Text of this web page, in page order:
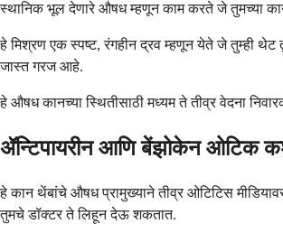
स्थानिक भूल देणारे औषध म्हणून काम करते जे तुमच्या
हे मिश्रण एक स्पष्ट, रंगहीन द्रव म्हणून येते जे तुम्ही थेट
जास्त गरज आहे.
हे औषध कानच्या स्थितीसाठी मध्यम ते तीव्र वेदना
ॲन्टिपायरीन आणि बेंझोकेन ओटिक
हे कान थेंबांचे औषध प्रामुख्याने तीव्र ओटिटिस
तुमचे डॉक्टर ते लिहून देऊ शकतात.